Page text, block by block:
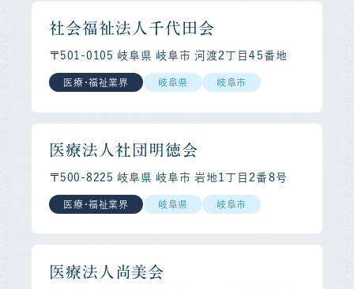
社会福祉法人千代田会
〒501-0105 岐阜県 岐阜市 河渡２丁目４５番地
医療・福祉業界 岐阜県 岐阜市
医療法人社団明徳会
〒500-8225 岐阜県 岐阜市 岩地１丁目２番８号
医療・福祉業界 岐阜県 岐阜市
医療法人尚美会